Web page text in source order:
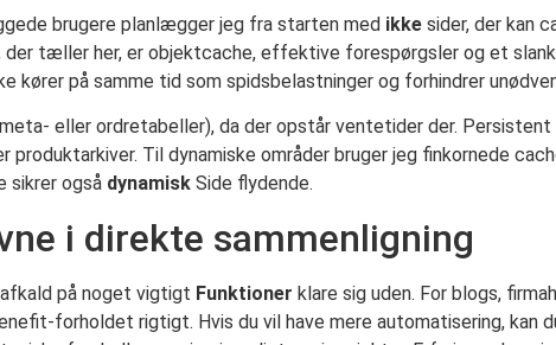
brugere planlægger jeg fra starten med ikke sider, der kan
der tæller her, er objektcache, effektive forespørgsler og et
på samme tid som spidsbelastninger og forhindrer
eller ordretabeller), da der opstår ventetider der.
Til dynamiske områder bruger jeg finkornede
sikrer også dynamisk Side flydende.
i direkte sammenligning
på noget vigtigt Funktioner klare sig uden. For blogs,
forholdet rigtigt. Hvis du vil have mere automatisering, kan